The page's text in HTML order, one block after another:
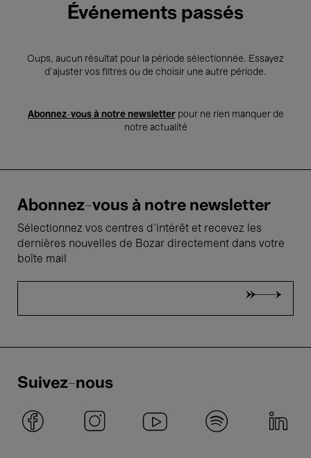
Événements passés
Oups, aucun résultat pour la période sélectionnée. Essayez
d’ajuster vos filtres ou de choisir une autre période.
Abonnez-vous à notre newsletterpour ne rien manquer de
notre actualité
Abonnez-vous à notre newsletter
Sélectionnez vos centres d'intérêt et recevez les
dernières nouvelles de Bozar directement dans votre
boîte mail
Suivez-nous